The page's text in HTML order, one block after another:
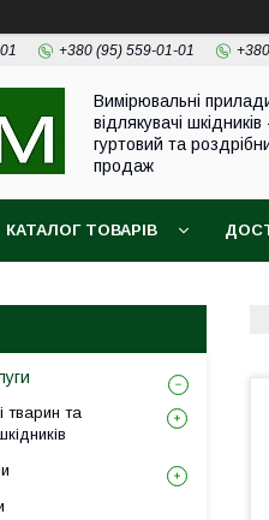
+380 (95) 559-01-01
Вимірювальні
відлякувачі шкідників
гуртовий та
продаж
КАТАЛОГ ТОВАРІВ
тварин та